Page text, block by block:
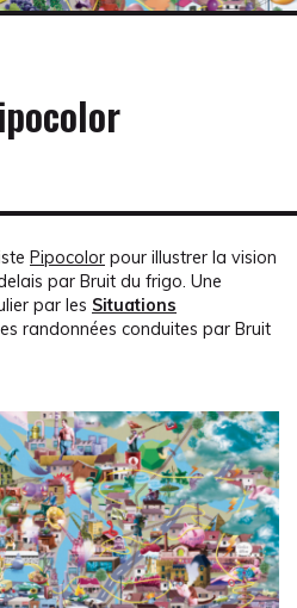
Pipocolor pour illustrer la vision
par Bruit du frigo. Une
par les Situations
randonnées conduites par Bruit